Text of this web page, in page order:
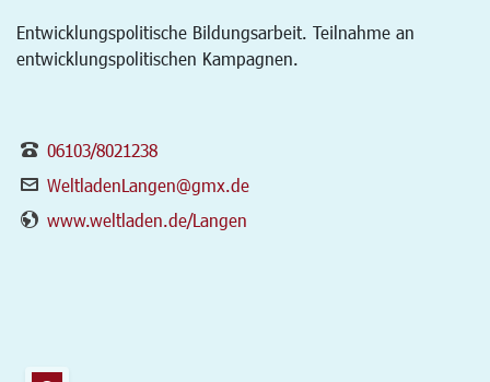
Entwicklungspolitische Bildungsarbeit. Teilnahme an
entwicklungspolitischen Kampagnen.
06103/8021238
WeltladenLangen@gmx.de
www.weltladen.de/Langen